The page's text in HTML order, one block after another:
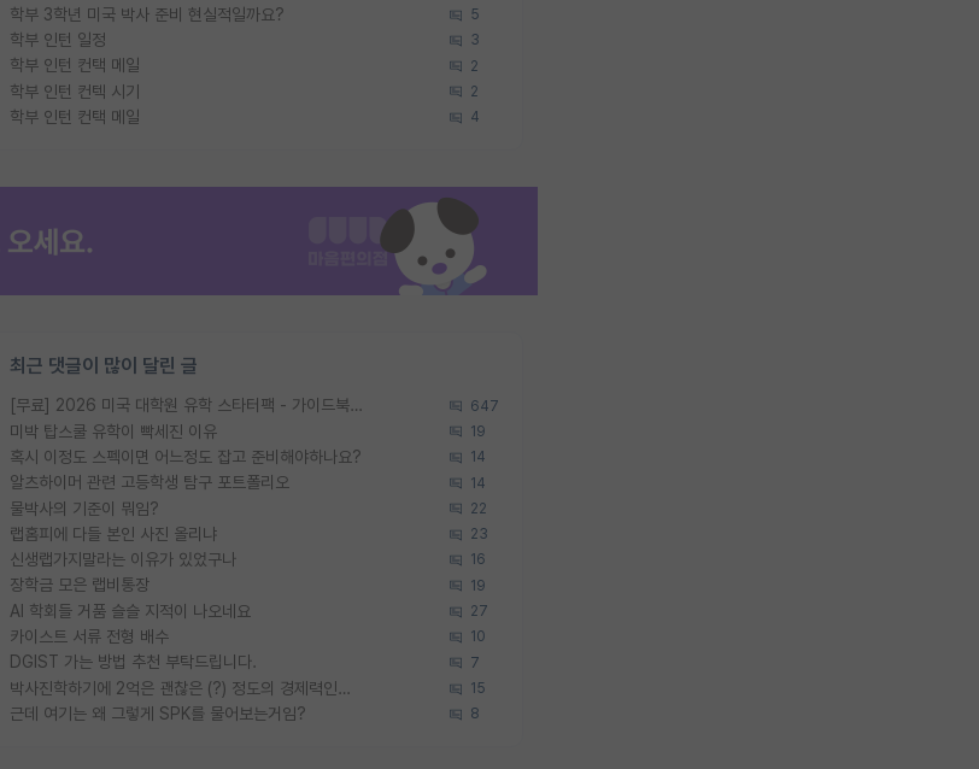
학부 3학년 미국 박사 준비 현실적일까요? 5
학부 인턴 일정 3
학부 인턴 컨택 메일 2
학부 인턴 컨텍 시기 2
학부 인턴 컨택 메일 4
최근 댓글이 많이 달린 글
[무료] 2026 미국 대학원 유학 스타터팩 - 가이드북 & 합격자 컨택메일 템플릿 647
미박 탑스쿨 유학이 빡세진 이유 19
혹시 이정도 스펙이면 어느정도 잡고 준비해야하나요? 14
알츠하이머 관련 고등학생 탐구 포트폴리오 14
물박사의 기준이 뭐임? 22
랩홈피에 다들 본인 사진 올리냐 23
신생랩가지말라는 이유가 있었구나 16
장학금 모은 랩비통장 19
AI 학회들 거품 슬슬 지적이 나오네요 27
카이스트 서류 전형 배수 10
DGIST 가는 방법 추천 부탁드립니다. 7
박사진학하기에 2억은 괜찮은 (?) 정도의 경제력인가요 15
근데 여기는 왜 그렇게 SPK를 물어보는거임? 8